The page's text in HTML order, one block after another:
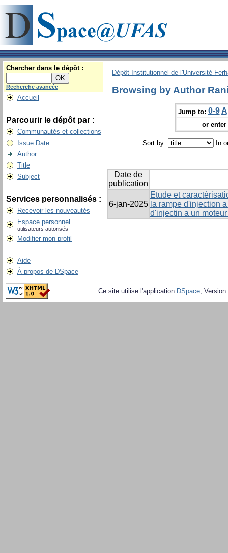
Chercher dans le dépôt :
Recherche avancée
Accueil
Parcourir le dépôt par :
Communautés et collections
Issue Date
Author
Title
Subject
Services personnalisés :
Recevoir les nouveautés
Espace personnel
utilisateurs autorisés
Modifier mon profil
Aide
À propos de DSpace
Dépôt Institutionnel de l'Université
Browsing by Author
Jump to: 0-9 A
or
Sort by: In
Date de
publication
6-jan-2025
Etude et
la rampe d'injection
d'injectin a un
Ce site utilise l'application DSpace,